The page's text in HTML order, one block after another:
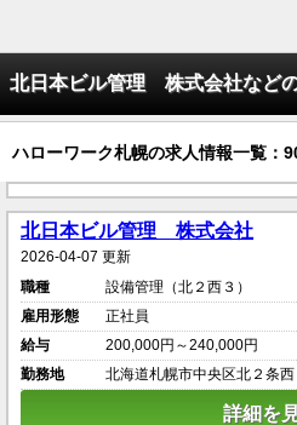
北日本ビル管理 株式会社など
ハローワーク札幌の求人情報一覧：
北日本ビル管理 株式会社
2026-04-07 更新
職種
設備管理（北２西３）
雇用形態
正社員
給与
200,000円～240,000円
勤務地
北海道札幌市中央区北２条西
詳細を